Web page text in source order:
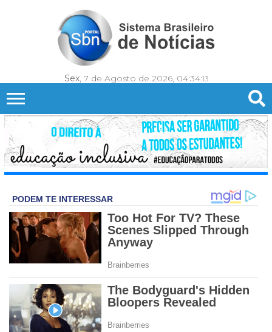
Sex, 7 de Agosto de 2026, 04:34:15